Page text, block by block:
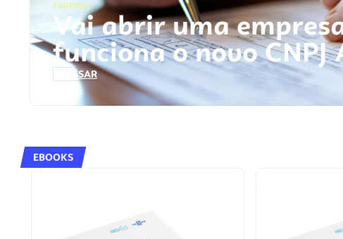
FEDERAL
Vai abrir uma
funciona o novo
ACESSAR
EBOOKS